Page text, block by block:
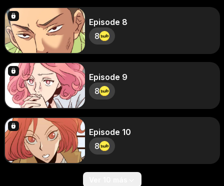
Episode 8
8
Episode 9
8
Episode 10
8